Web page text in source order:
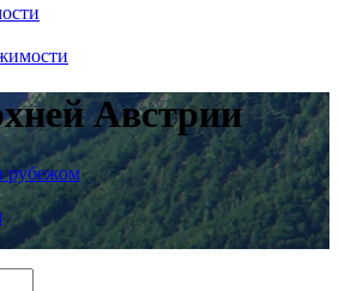
Австрии
рубежом